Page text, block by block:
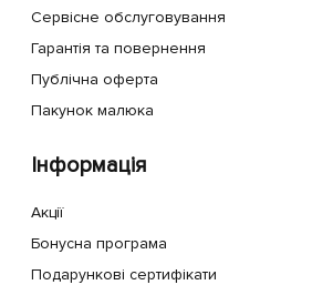
Сервісне обслуговування
Гарантія та повернення
Публічна оферта
Пакунок малюка
Інформація
Акції
Бонусна програма
Подарункові сертифікати